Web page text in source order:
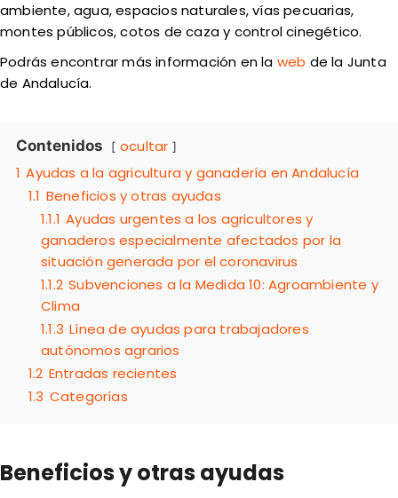
ambiente, agua, espacios naturales, vías pecuarias,
montes públicos, cotos de caza y control cinegético.
Podrás encontrar más información en la web de la Junta
de Andalucía.
Contenidos
ocultar
1 Ayudas a la agricultura y ganadería en Andalucía
1.1 Beneficios y otras ayudas
1.1.1 Ayudas urgentes a los agricultores y
ganaderos especialmente afectados por la
situación generada por el coronavirus
1.1.2 Subvenciones a la Medida 10: Agroambiente y
Clima
1.1.3 Línea de ayudas para trabajadores
autónomos agrarios
1.2 Entradas recientes
1.3 Categorías
Beneficios y otras ayudas